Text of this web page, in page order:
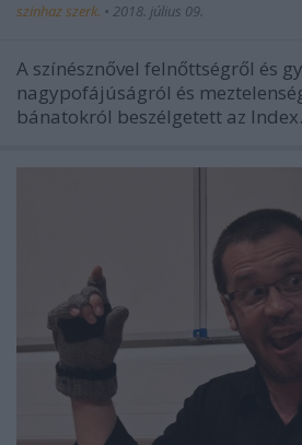
szinhaz szerk. • 2018. július 09.
A színésznővel felnőttségről és
nagypofájúságról és
bánatokról beszélgetett az Index.